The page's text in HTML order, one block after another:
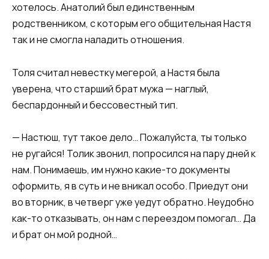
хотелось. Анатолий был единственным
родственником, с которым его общительная Настя
так и не смогла наладить отношения.
Толя считал невестку мегерой, а Настя была
уверена, что старший брат мужа — наглый,
беспардонный и бессовестный тип.
— Настюш, тут такое дело… Пожалуйста, ты только
не ругайся! Толик звонил, попросился на пару дней к
нам. Понимаешь, им нужно какие-то документы
оформить, я в суть и не вникал особо. Приедут они
во вторник, в четверг уже уедут обратно. Неудобно
как-то отказывать, он нам с переездом помогал… Да
и брат он мой родной…